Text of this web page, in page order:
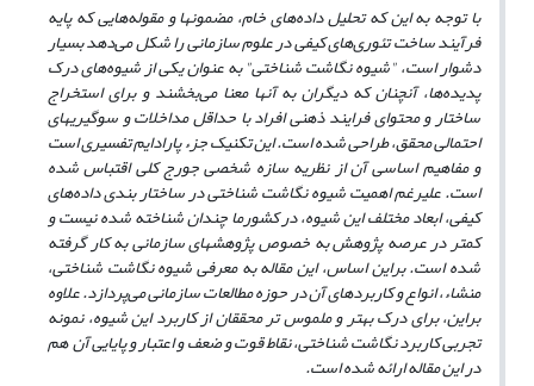
با توجه به این که تحلیل داده‌های خام، مضمونها و مقوله‌هایی که پایه
فرآیند ساخت تئوری‌های کیفی در علوم سازمانی را شکل می‌دهد بسیار
دشوار است، "شیوه نگاشت شناختی" به عنوان یکی از شیوه‌های درک
پدیده‌ها، آنچنان که دیگران به آنها معنا میبخشند و برای استخراج
ساختار و محتوای فرایند ذهنی افراد با حداقل مداخلات و سوگیریهای
احتمالی محقق، طراحی شده است. این تکنیک جزء پارادایم تفسیری است
و مفاهیم اساسی آن از نظریه سازه شخصی جورج کلی اقتباس شده
است. علیرغم اهمیت شیوه نگاشت شناختی در ساختار بندی داده‌های
کیفی، ابعاد مختلف این شیوه، در کشورما چندان شناخته شده نیست و
کمتر در عرصه پژوهش به خصوص پژوهشهای سازمانی به کار گرفته
شده است. براین اساس، این مقاله به معرفی شیوه نگاشت شناختی،
منشاء، انواع و کاربردهای آن در حوزه مطالعات سازمانی می‌پردازد. علاوه
براین، برای درک بهتر و ملموس تر محققان از کاربرد این شیوه، نمونه
تجربی کاربرد نگاشت شناختی، نقاط قوت و ضعف و اعتبار و پایایی آن هم
در این مقاله ارائه شده است.